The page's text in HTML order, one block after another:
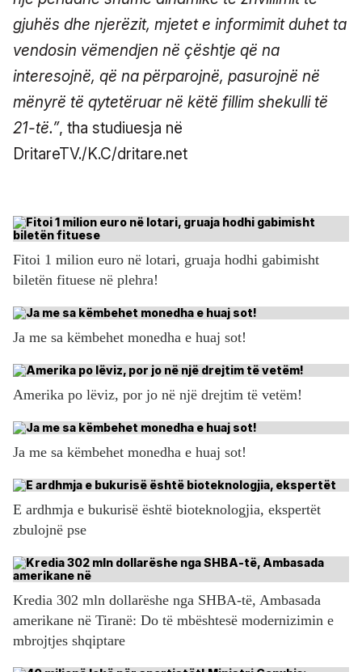
gjuhës dhe njerëzit, mjetet e informimit duhet ta
vendosin vëmendjen në çështje që na
interesojnë, që na përparojnë, pasurojnë në
mënyrë të qytetëruar në këtë fillim shekulli të
21-të.”, tha studiuesja në
DritareTV./K.C/dritare.net
Fitoi 1 milion euro në lotari, gruaja hodhi gabimisht
biletën fituese në plehra!
Ja me sa këmbehet monedha e huaj sot!
Amerika po lëviz, por jo në një drejtim të vetëm!
Ja me sa këmbehet monedha e huaj sot!
E ardhmja e bukurisë është bioteknologjia, ekspertët
zbulojnë pse
Kredia 302 mln dollarëshe nga SHBA-të, Ambasada
amerikane në Tiranë: Do të mbështesë modernizimin e
mbrojtjes shqiptare